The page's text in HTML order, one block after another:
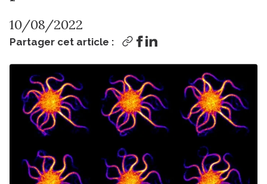
10/08/2022
Partager cet article :